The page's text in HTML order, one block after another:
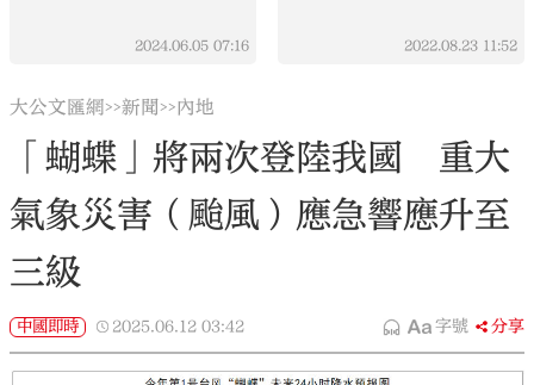
2024.06.05 07:16 2022.08.23 11:52
大公文匯網>>新聞>>內地
「蝴蝶」將兩次登陸我國 重大
氣象災害（颱風）應急響應升至
三級
中國即時 2025.06.12 03:42 字號 分享